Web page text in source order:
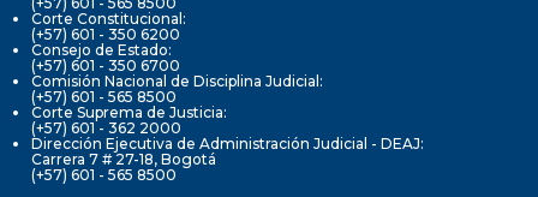
Corte Constitucional:
(+57) 601 - 350 6200
Consejo de Estado:
(+57) 601 - 350 6700
Comisión Nacional de Disciplina Judicial:
(+57) 601 - 565 8500
Corte Suprema de Justicia:
(+57) 601 - 362 2000
Dirección Ejecutiva de Administración Judicial - DEAJ:
Carrera 7 # 27-18, Bogotá
(+57) 601 - 565 8500